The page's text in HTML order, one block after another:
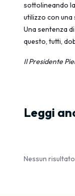
sottolineando
utilizzo con
Una sentenza
questo, tutti,
Il Presidente
Leggi
Nessun